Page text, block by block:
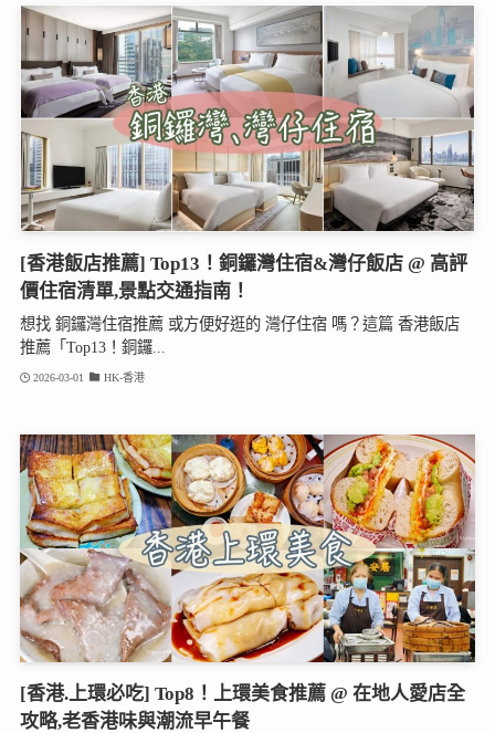
[香港飯店推薦] Top13！銅鑼灣住宿&灣仔飯店 @ 高評
價住宿清單,景點交通指南！
想找 銅鑼灣住宿推薦 或方便好逛的 灣仔住宿 嗎？這篇 香港飯店
推薦「Top13！銅鑼...
2026-03-01 HK-香港
[香港.上環必吃] Top8！上環美食推薦 @ 在地人愛店全
攻略,老香港味與潮流早午餐